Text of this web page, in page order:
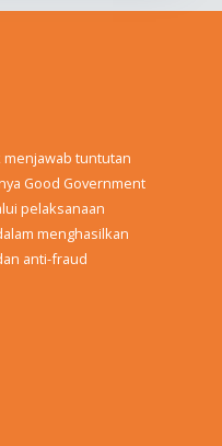
tuntutan
Good Government
pelaksanaan
menghasilkan
anti-fraud